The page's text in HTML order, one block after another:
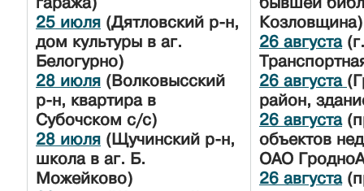
25 июля (Дятловский р-н,
дом культуры в аг.
Белогурно)
28 июля (Волковысский
р-н, квартира в
Субочском с/с)
28 июля (Щучинский р-н,
школа в аг. Б.
Можейково)
Козловщина)
26 августа
26 августа
район,
26 августа
объектов
ОАО
26 августа